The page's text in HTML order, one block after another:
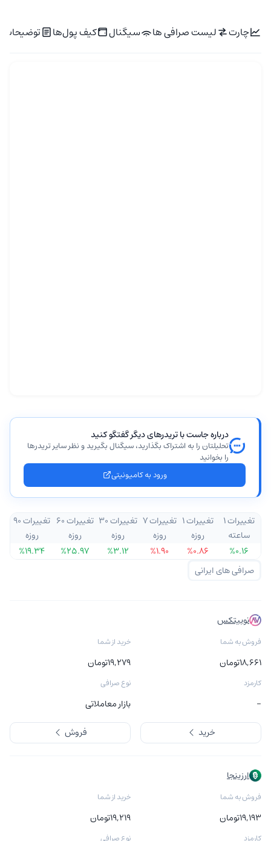
چارت لیست صرافی ها سیگنال کیف پول‌ها توضیحات
درباره جاست با تریدرهای دیگر گفتگو کنید
تحلیلتان را به اشتراک بگذارید، سیگنال بگیرید و نظر سایر تریدرها
را بخوانید
ورود به کامیونیتی
تغییرات ۱
ساعته
تغییرات ۱
روزه
تغییرات ۷
روزه
تغییرات ۳۰
روزه
تغییرات ۶۰
روزه
تغییرات ۹۰
روزه
%۰.۱۶
%۰.۸۶ %۱.۹۰ %۳.۱۲ %۲۵.۹۷
%۱۹.۳۴
صرافی های ایرانی
نوبیتکس
فروش به شما
۱۸,۶۶۱تومان
خرید از شما
۱۹,۲۷۹تومان
کارمزد
-
نوع صرافی
بازار معاملاتی
خرید
فروش
ارزینجا
فروش به شما
۱۹,۱۹۳تومان
خرید از شما
۱۹,۲۱۹تومان
کارمزد نوع صرافی